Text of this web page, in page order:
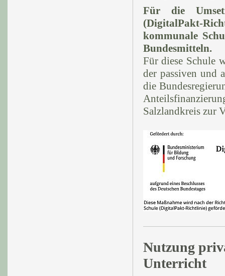
Für die
(DigitalPakt-
kommunale
Bundesmitteln.
Für diese Schule
der passiven und
die
Salzlandkreis zur
Nutzung
Unterricht